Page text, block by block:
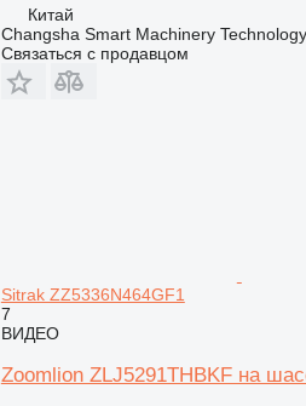
Китай
Changsha Smart Machinery
Связаться с продавцом
Sitrak ZZ5336N464GF1
7
ВИДЕО
Zoomlion ZLJ5291THBKF на